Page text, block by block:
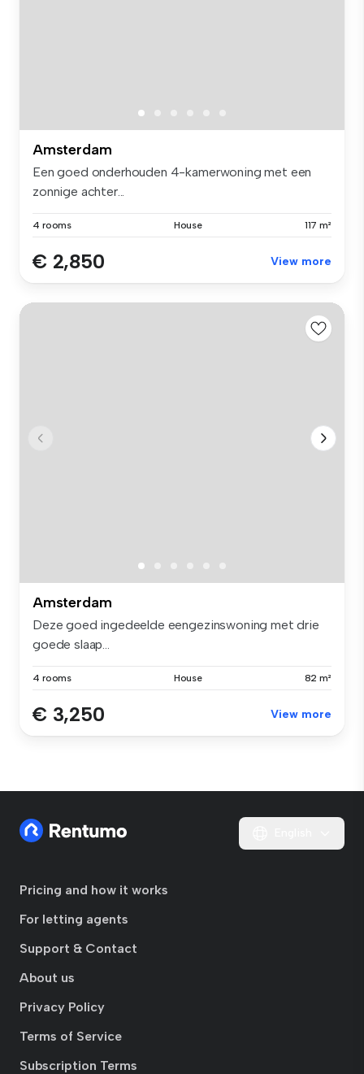
Amsterdam
Een goed onderhouden 4-kamerwoning met een
zonnige achter...
4 rooms House 117 m²
€ 2,850 View more
Amsterdam
Deze goed ingedeelde eengezinswoning met drie
goede slaap...
4 rooms House 82 m²
€ 3,250 View more
Pricing and how it works
For letting agents
Support & Contact
About us
Privacy Policy
Terms of Service
Subscription Terms